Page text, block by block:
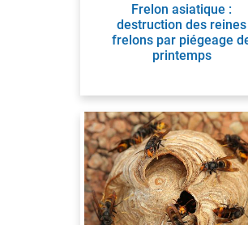
Frelon asiatique :
destruction des reines
frelons par piégeage
printemps